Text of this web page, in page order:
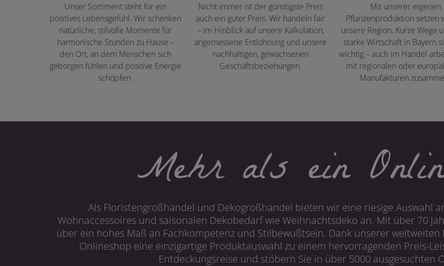
Unser Sortiment steht für ein
positives Lebensgefühl. Wir schenken
natürliche, stilvolle Momente für
harmonische Stunden zu Hause –
den Ort, an dem Menschen sich
geborgen fühlen und positive Energie
schöpfen.
Nicht immer ist der günstigste Preis
auch ein guter Preis. Wir handeln fair
– im Hinblick auf unsere Kalkulation,
angemessene Entlohnung und unsere
nachhaltigen, gewachsenen
Geschäftsbeziehungen.
Mit unserer eigenen
Pflanzenproduktion setzen
unsere Region. Kurze Wege
starke Wirtschaft in Bayern
wichtig – auch im Handel
mit regionalen oder
Manufakturen
Mehr als ein
Als Floristengroßhandel und Dekogroßhandel bieten wir eine riesige Auswahl
Wohnaccessoires und saisonalen Dekobedarf wie Weihnachtsdeko an. Mit über 70
über ein hohes Maß an Fachkompetenz und Stilbewußtsein. Dank unserer
Onlineshop eine einzigartige Produktauswahl zu einem hervorragenden Preis-
Entdeckungsreise und stöbern Sie in über 5000 ausgesuchten